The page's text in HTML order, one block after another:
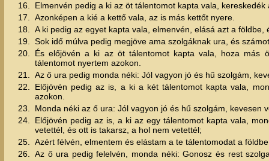
16.
Elmenvén pedig a ki az öt tálentomot kapta vala,
17.
Azonképen a kié a kettő vala, az is más kettőt nyere.
18.
A ki pedig az egyet kapta vala, elmenvén, elásá azt a földbe,
19.
Sok idő múlva pedig megjöve ama szolgáknak ura, és
20.
És előjövén a ki az öt tálentomot kapta vala, hoza más
tálentomot nyertem azokon.
21.
Az ő ura pedig monda néki: Jól vagyon jó és hű szolgám,
22.
Előjövén pedig az is, a ki a két tálentomot kapta vala,
azokon.
23.
Monda néki az ő ura: Jól vagyon jó és hű szolgám,
24.
Előjövén pedig az is, a ki az egy tálentomot kapta vala,
vetettél, és ott is takarsz, a hol nem vetettél;
25.
Azért félvén, elmentem és elástam a te tálentomodat a
26.
Az ő ura pedig felelvén, monda néki: Gonosz és rest